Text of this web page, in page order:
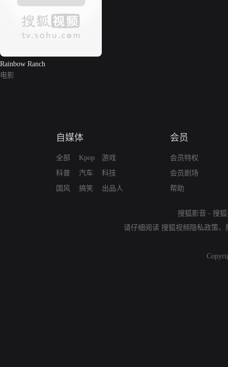
Rainbow Ranch
电影
自媒体
全部
科普
国风
Kpop
汽车
搞笑
游戏
科技
出品人
会员
会员特权
会员剧场
帮助
搜狐影音 - 搜
请仔细阅读 搜狐视频隐私政策、